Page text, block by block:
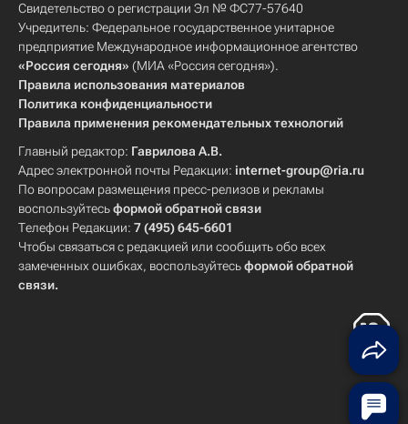
Свидетельство о регистрации Эл № ФС77-57640
Учредитель: Федеральное государственное унитарное
предприятие Международное информационное агентство
«Россия сегодня» (МИА «Россия сегодня»).
Правила использования материалов
Политика конфиденциальности
Правила применения рекомендательных технологий
Главный редактор: Гаврилова А.В.
Адрес электронной почты Редакции: internet-group@ria.ru
По вопросам размещения пресс-релизов и рекламы
воспользуйтесьформой обратной связи
Телефон Редакции: 7 (495) 645-6601
Чтобы связаться с редакцией или сообщить обо всех
замеченных ошибках, воспользуйтесьформой обратной
связи.